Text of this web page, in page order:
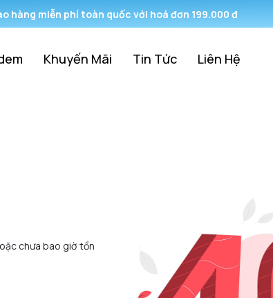
hàng miễn phí toàn quốc với hoá đơn 199.000 đ
Khuyến Mãi Tin Tức Liên Hệ
chưa bao giờ tồn